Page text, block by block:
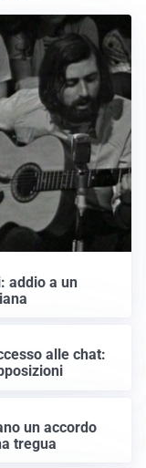
addio a un
alle chat:
un accordo
tregua